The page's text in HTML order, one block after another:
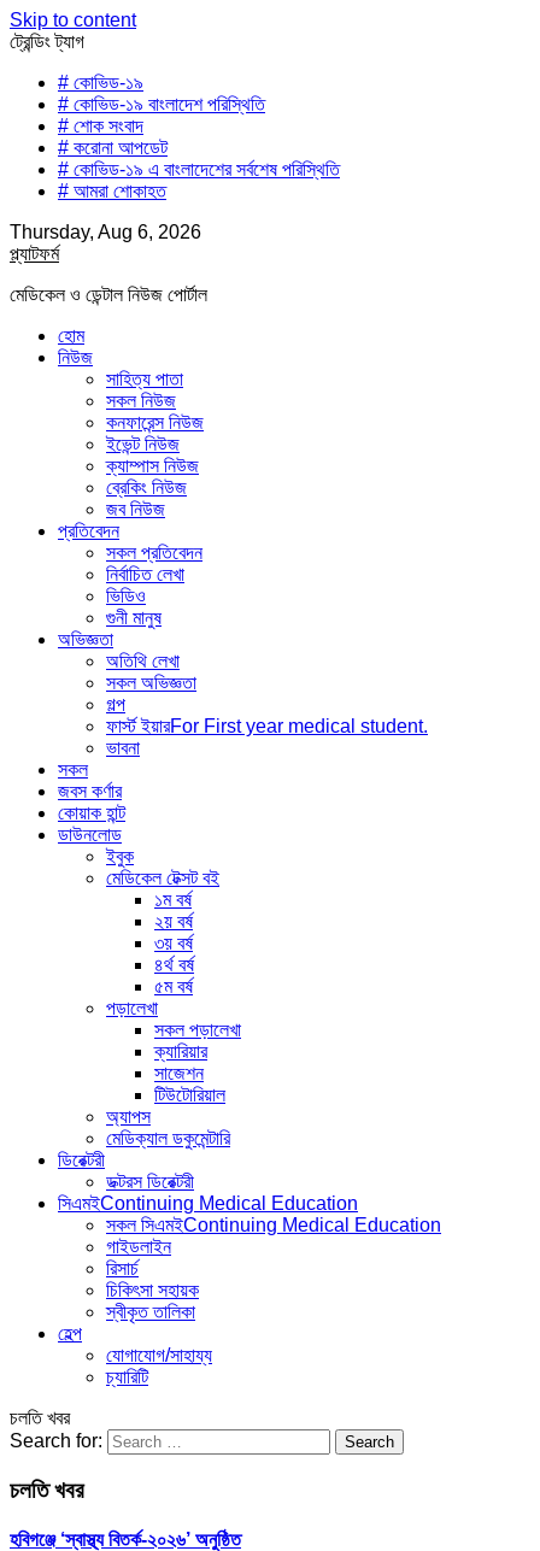
Skip to content
ট্রেন্ডিং ট্যাগ
# কোভিড-১৯
# কোভিড-১৯ বাংলাদেশ পরিস্থিতি
# শোক সংবাদ
# করোনা আপডেট
# কোভিড-১৯ এ বাংলাদেশের সর্বশেষ পরিস্থিতি
# আমরা শোকাহত
Thursday, Aug 6, 2026
প্ল্যাটফর্ম
মেডিকেল ও ডেন্টাল নিউজ পোর্টাল
হোম
নিউজ
সাহিত্য পাতা
সকল নিউজ
কনফারেন্স নিউজ
ইভেন্ট নিউজ
ক্যাম্পাস নিউজ
ব্রেকিং নিউজ
জব নিউজ
প্রতিবেদন
সকল প্রতিবেদন
নির্বাচিত লেখা
ভিডিও
গুনী মানুষ
অভিজ্ঞতা
অতিথি লেখা
সকল অভিজ্ঞতা
গল্প
ফার্স্ট ইয়ারFor First year medical student.
ভাবনা
সকল
জবস কর্ণার
কোয়াক হান্ট
ডাউনলোড
ইবুক
মেডিকেল টেক্সট বই
১ম বর্ষ
২য় বর্ষ
৩য় বর্ষ
৪র্থ বর্ষ
৫ম বর্ষ
পড়ালেখা
সকল পড়ালেখা
ক্যারিয়ার
সাজেশন
টিউটোরিয়াল
অ্যাপস
মেডিক্যাল ডকুমেন্টারি
ডিরেক্টরী
ডক্টরস ডিরেক্টরী
সিএমইContinuing Medical Education
সকল সিএমইContinuing Medical Education
গাইডলাইন
রিসার্চ
চিকিৎসা সহায়ক
স্বীকৃত তালিকা
হেল্প
যোগাযোগ/সাহায্য
চ্যারিটি
চলতি খবর
Search for:
চলতি খবর
হবিগঞ্জে ‘স্বাস্থ্য বিতর্ক-২০২৬’ অনুষ্ঠিত